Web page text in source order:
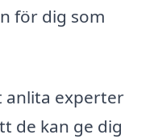
för dig som
anlita experter
de kan ge dig